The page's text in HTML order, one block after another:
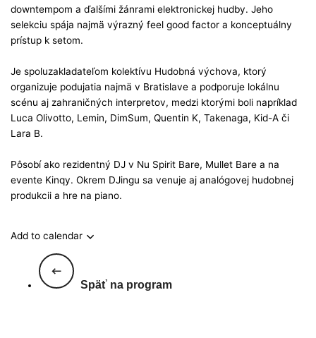
downtempom a ďalšími žánrami elektronickej hudby. Jeho
selekciu spája najmä výrazný feel good factor a konceptuálny
prístup k setom.
Je spoluzakladateľom kolektívu Hudobná výchova, ktorý
organizuje podujatia najmä v Bratislave a podporuje lokálnu
scénu aj zahraničných interpretov, medzi ktorými boli napríklad
Luca Olivotto, Lemin, DimSum, Quentin K, Takenaga, Kid-A či
Lara B.
Pôsobí ako rezidentný DJ v Nu Spirit Bare, Mullet Bare a na
evente Kinqy. Okrem DJingu sa venuje aj analógovej hudobnej
produkcii a hre na piano.
Add to calendar
Späť na program